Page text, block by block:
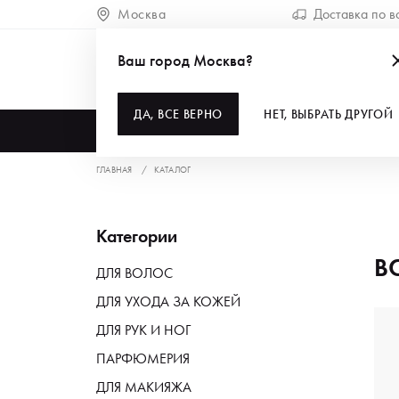
Москва Доставка по
Ваш город Москва?
ДА, ВСЕ ВЕРНО НЕТ, ВЫБРАТЬ ДРУГОЙ
ГЛАВНАЯ КАТАЛОГ
Категории
ДЛЯ ВОЛОС
ДЛЯ УХОДА ЗА КОЖЕЙ
ДЛЯ РУК И НОГ
ПАРФЮМЕРИЯ
ДЛЯ МАКИЯЖА